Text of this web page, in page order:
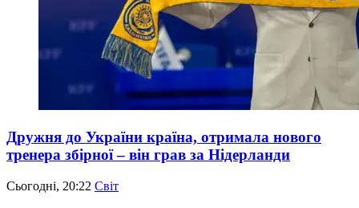
Дружня до України країна, отримала нового
тренера збірної – він грав за Нідерланди
Сьогодні, 20:22 Світ